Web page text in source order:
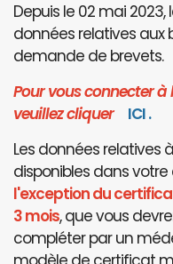
Depuis le 02 mai 2023,
données relatives aux
demande de brevets.
Pour vous connecter
veuillez cliquer ICI.
Les données relatives
disponibles dans
l'exception du
3 mois, que vous
compléter par un